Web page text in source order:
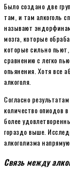
Было создано две
там, и там алкоголь
называют
мозга, которые
которые сильно
сравнению с легко
опьянения. Хотя все
алкоголя.
Согласно
количество опиодов
более
гораздо выше.
алкоголизма
Связь между